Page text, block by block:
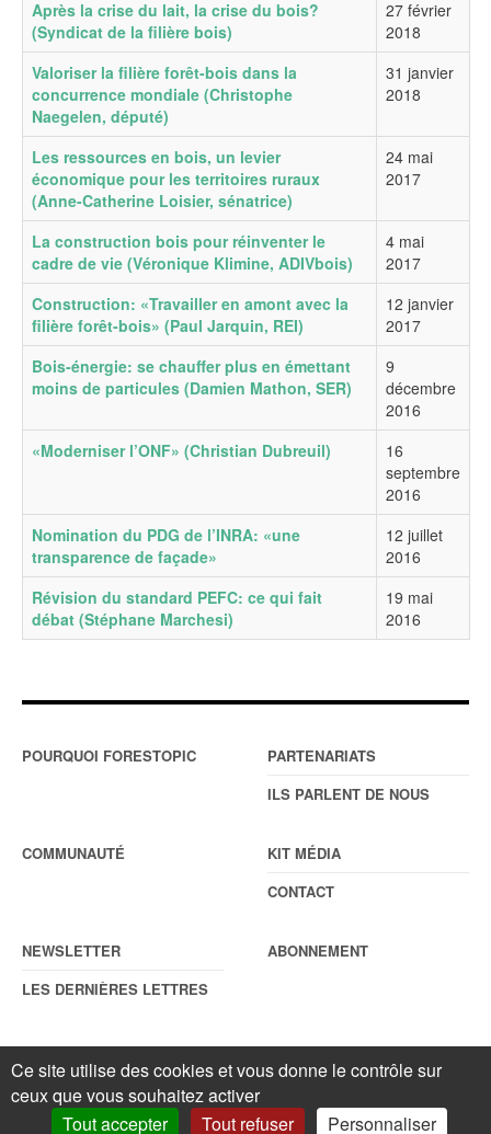
Après la crise du lait, la crise du bois?
(Syndicat de la filière bois)
27 février
2018
Valoriser la filière forêt-bois dans la
concurrence mondiale (Christophe
Naegelen, député)
31 janvier
2018
Les ressources en bois, un levier
économique pour les territoires ruraux
(Anne-Catherine Loisier, sénatrice)
24 mai
2017
La construction bois pour réinventer le
cadre de vie (Véronique Klimine, ADIVbois)
4 mai
2017
Construction: «Travailler en amont avec la
filière forêt-bois» (Paul Jarquin, REI)
12 janvier
2017
Bois-énergie: se chauffer plus en émettant
moins de particules (Damien Mathon, SER)
9
décembre
2016
«Moderniser l’ONF» (Christian Dubreuil)
16
septembre
2016
Nomination du PDG de l’INRA: «une
transparence de façade»
12 juillet
2016
Révision du standard PEFC: ce qui fait
débat (Stéphane Marchesi)
19 mai
2016
POURQUOI FORESTOPIC
PARTENARIATS
ILS PARLENT DE NOUS
COMMUNAUTÉ
KIT MÉDIA
CONTACT
NEWSLETTER
LES DERNIÈRES LETTRES
ABONNEMENT
© ForestopicMentions légales. Reproduction interdite sans autorisation
écrite préalable.Gestionnaire de cookies
Ce site utilise des cookies et vous donne le contrôle sur
ceux que vous souhaitez activer
Tout accepter
Tout refuser Personnaliser